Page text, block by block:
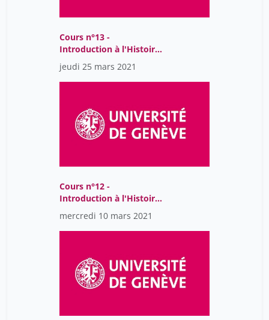
Cours n°13 -
Introduction à l'Histoire
et la philosophie des
sciences
jeudi 25 mars 2021
Cours n°12 -
Introduction à l'Histoire
et la philosophie des
sciences
mercredi 10 mars 2021